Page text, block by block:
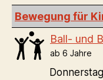
Bewegung für
Ball- und
ab 6 Jahre